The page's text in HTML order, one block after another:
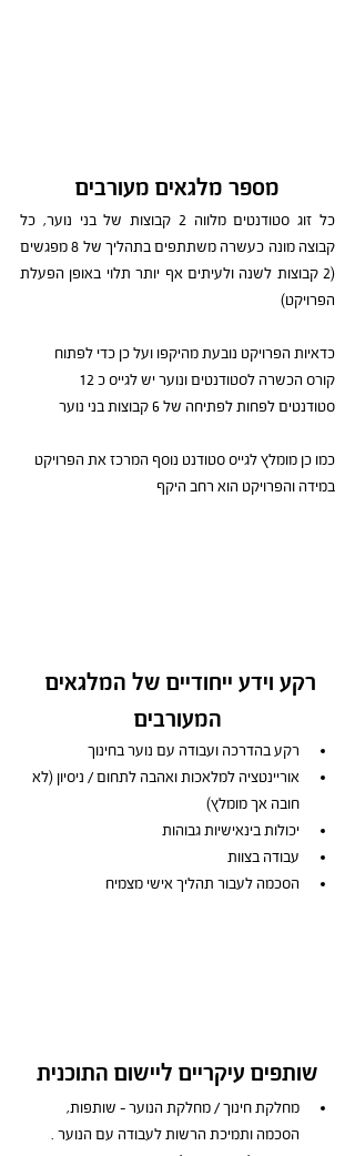
מספר מלגאים מעורבים
הפרויקט)
כדאיות הפרויקט נובעת מהיקפו ועל כן כדי לפתוח
סטודנטים לפחות לפתיחה של 6 קבוצות בני נוער
כמו כן מומלץ לגייס סטודנט נוסף המרכז את הפרויקט
במידה והפרויקט הוא רחב היקף
רקע וידע ייחודיים של המלגאים
המעורבים
רקע בהדרכה ועבודה עם נוער בחינוך
אוריינטציה למלאכות ואהבה לתחום / ניסיון (לא
חובה אך מומלץ)
יכולות בינאישיות גבוהות
עבודה בצוות
הסכמה לעבור תהליך אישי מצמיח
שותפים עיקריים ליישום התוכנית
מחלקת חינוך / מחלקת הנוער – שותפות,
הסכמה ותמיכת הרשות לעבודה עם הנוער .